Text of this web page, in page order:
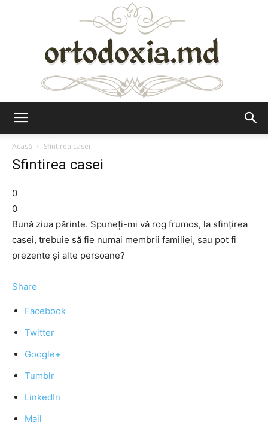
Acasă
Sfintirea casei
Sfintirea casei
0
0
Bună ziua părinte. Spuneți-mi vă rog frumos, la sfințirea
casei, trebuie să fie numai membrii familiei, sau pot fi
prezente și alte persoane?
Share
Facebook
Twitter
Google+
Tumblr
LinkedIn
Mail